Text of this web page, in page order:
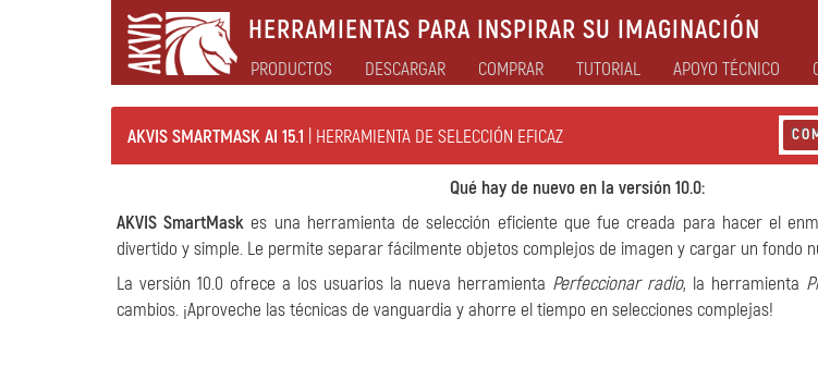
HERRAMIENTAS PARA INSPIRAR SU IMAGINACIÓN
PRODUCTOS DESCARGAR COMPRAR TUTORIAL APOYO TÉCNICO
AKVIS SMARTMASK AI 15.1 | HERRAMIENTA DE SELECCIÓN EFICAZ
Qué hay de nuevo en la versión 10.0:
AKVIS SmartMask es una herramienta de selección eficiente que fue creada para hacer el
divertido y simple. Le permite separar fácilmente objetos complejos de imagen y cargar un fondo
La versión 10.0 ofrece a los usuarios la nueva herramienta Perfeccionar radio, la herramienta
cambios. ¡Aproveche las técnicas de vanguardia y ahorre el tiempo en selecciones complejas!